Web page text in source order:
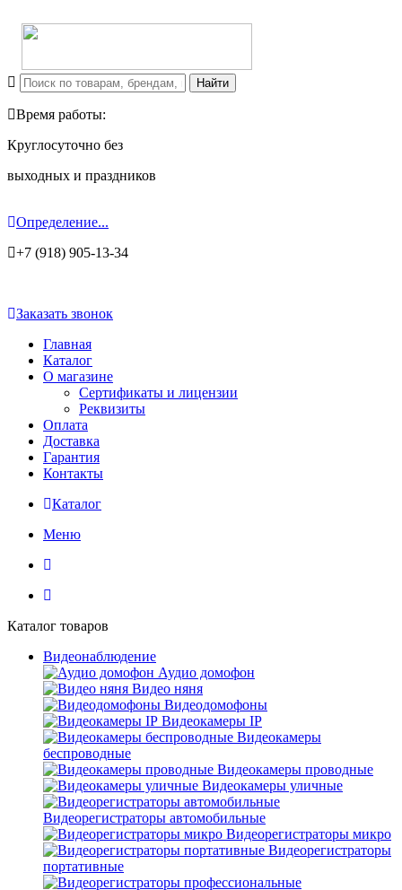
Время работы:
Круглосуточно без
выходных и праздников
Определение...
+7 (918) 905-13-34
Заказать звонок
Главная
Каталог
О магазине
Сертификаты и лицензии
Реквизиты
Оплата
Доставка
Гарантия
Контакты
Каталог
Меню
Каталог товаров
Видеонаблюдение
Аудио домофон
Видео няня
Видеодомофоны
Видеокамеры IP
Видеокамеры
беспроводные
Видеокамеры проводные
Видеокамеры уличные
Видеорегистраторы автомобильные
Видеорегистраторы микро
Видеорегистраторы
портативные